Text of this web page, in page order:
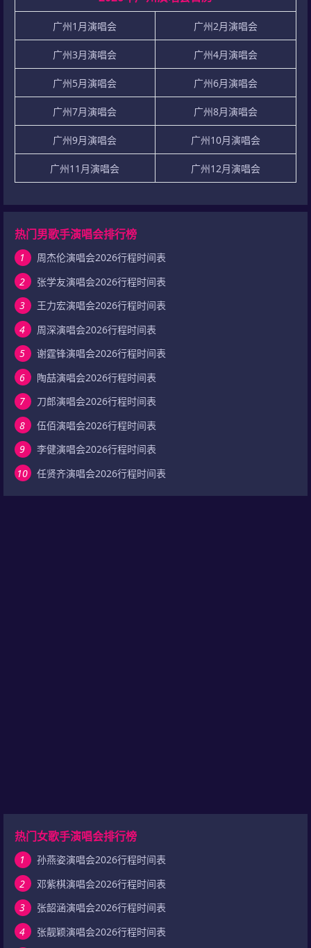
广州1月演唱会 广州2月演唱会
广州3月演唱会 广州4月演唱会
广州5月演唱会 广州6月演唱会
广州7月演唱会 广州8月演唱会
广州9月演唱会 广州10月演唱会
广州11月演唱会 广州12月演唱会
热门男歌手演唱会排行榜
1
周杰伦演唱会2026行程时间表
2
张学友演唱会2026行程时间表
3
王力宏演唱会2026行程时间表
4
周深演唱会2026行程时间表
5
谢霆锋演唱会2026行程时间表
6
陶喆演唱会2026行程时间表
7
刀郎演唱会2026行程时间表
8
伍佰演唱会2026行程时间表
9
李健演唱会2026行程时间表
10
任贤齐演唱会2026行程时间表
热门女歌手演唱会排行榜
1
孙燕姿演唱会2026行程时间表
2
邓紫棋演唱会2026行程时间表
3
张韶涵演唱会2026行程时间表
4
张靓颖演唱会2026行程时间表